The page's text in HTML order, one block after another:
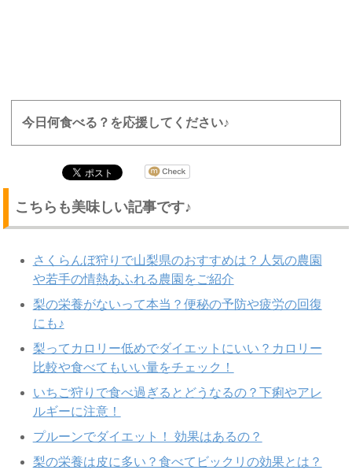
今日何食べる？を応援してください♪
こちらも美味しい記事です♪
さくらんぼ狩りで山梨県のおすすめは？人気の農園
や若手の情熱あふれる農園をご紹介
梨の栄養がないって本当？便秘の予防や疲労の回復
にも♪
梨ってカロリー低めでダイエットにいい？カロリー
比較や食べてもいい量をチェック！
いちご狩りで食べ過ぎるとどうなるの？下痢やアレ
ルギーに注意！
プルーンでダイエット！ 効果はあるの？
梨の栄養は皮に多い？食べてビックリの効果とは？